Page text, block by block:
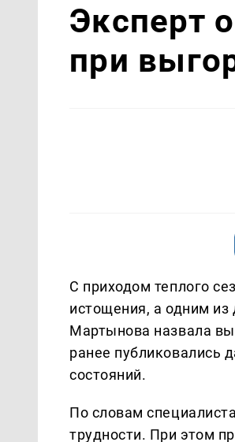
Эксперт
при
С приходом теплого
истощения, а одним из
Мартынова назвала
ранее публиковались
состояний.
По словам
трудности. При этом